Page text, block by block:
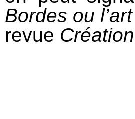
Bordes ou
revue